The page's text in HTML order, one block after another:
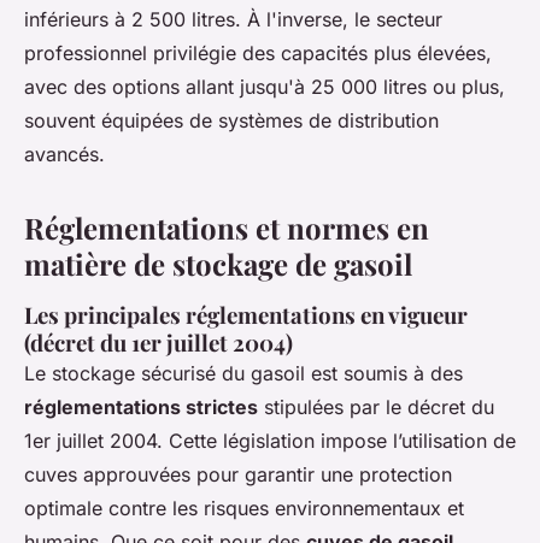
inférieurs à 2 500 litres. À l'inverse, le secteur
professionnel privilégie des capacités plus élevées,
avec des options allant jusqu'à 25 000 litres ou plus,
souvent équipées de systèmes de distribution
avancés.
Réglementations et normes en
matière de stockage de gasoil
Les principales réglementations en vigueur
(décret du 1er juillet 2004)
Le stockage sécurisé du gasoil est soumis à des
réglementations strictes stipulées par le décret du
1er juillet 2004. Cette législation impose l’utilisation de
cuves approuvées pour garantir une protection
optimale contre les risques environnementaux et